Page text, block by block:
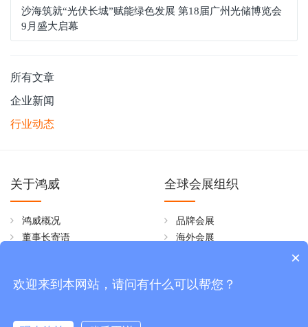
沙海筑就“光伏长城”赋能绿色发展 第18届广州光储博览会
9月盛大启幕
所有文章
企业新闻
行业动态
关于鸿威
鸿威概况
董事长寄语
鸿威荣誉
人才招聘
全球会展组织
品牌会展
海外会展
×
欢迎来到本网站，请问有什么可以帮您？